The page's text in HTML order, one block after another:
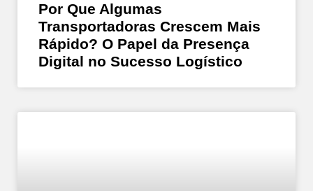
Por Que Algumas
Transportadoras Crescem Mais
Rápido? O Papel da Presença
Digital no Sucesso Logístico